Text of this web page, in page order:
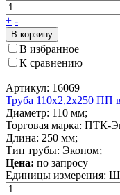
+ -
В корзину
В избранное
К сравнению
Артикул: 16069
Труба 110x2,2x250 ПП
Диаметр: 110 мм;
Торговая марка: ПТК-
Длина: 250 мм;
Тип трубы: Эконом;
Цена: по запросу
Единицы измерения: